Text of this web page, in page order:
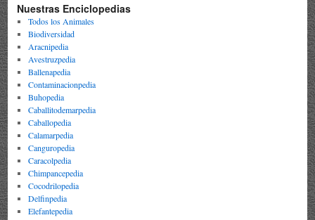
Nuestras Enciclopedias
Todos los Animales
Biodiversidad
Aracnipedia
Avestruzpedia
Ballenapedia
Contaminacionpedia
Buhopedia
Caballitodemarpedia
Caballopedia
Calamarpedia
Canguropedia
Caracolpedia
Chimpancepedia
Cocodrilopedia
Delfinpedia
Elefantepedia